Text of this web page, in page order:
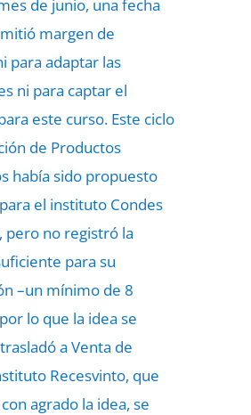
de junio, una fecha
margen de
para adaptar las
ni para captar el
este curso. Este ciclo
de Productos
había sido propuesto
el instituto Condes
pero no registró la
para su
–un mínimo de 8
lo que la idea se
a Venta de
Recesvinto, que
agrado la idea, se